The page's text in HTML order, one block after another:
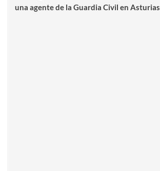
una agente de la Guardia Civil en Asturias